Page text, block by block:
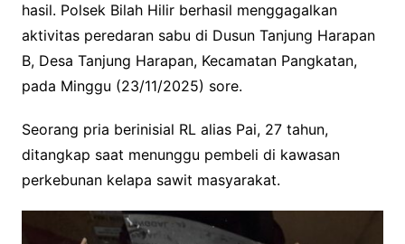
hasil. Polsek Bilah Hilir berhasil menggagalkan
aktivitas peredaran sabu di Dusun Tanjung Harapan
B, Desa Tanjung Harapan, Kecamatan Pangkatan,
pada Minggu (23/11/2025) sore.
Seorang pria berinisial RL alias Pai, 27 tahun,
ditangkap saat menunggu pembeli di kawasan
perkebunan kelapa sawit masyarakat.